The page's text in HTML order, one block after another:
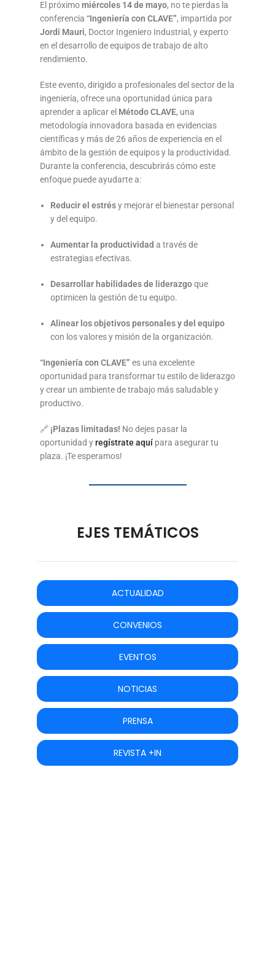
EJES TEMÁTICOS
ACTUALIDAD
CONVENIOS
EVENTOS
NOTICIAS
PRENSA
REVISTA +IN
El próximomiércoles 14 de mayo, no te pierdas la
conferencia“Ingeniería con CLAVE”, impartida por
Jordi Mauri, Doctor Ingeniero Industrial, y experto
en el desarrollo de equipos de trabajo de alto
rendimiento.
Este evento, dirigido a profesionales del sector de la
ingeniería, ofrece una oportunidad única para
aprender a aplicar el Método CLAVE, una
metodología innovadora basada en evidencias
científicas y más de 26 años de experiencia en el
ámbito de la gestión de equipos y la productividad.
Durante la conferencia, descubrirás cómo este
enfoque puede ayudarte a:
Reducir el estrésy mejorar el bienestar personal
y del equipo.
Aumentar la productividad a través de
estrategias efectivas.
Desarrollar habilidades de liderazgoque
optimicen la gestión de tu equipo.
Alinear los objetivos personales y del equipo
con los valores y misión de la organización.
“Ingeniería con CLAVE” es una excelente
oportunidad para transformar tu estilo de liderazgo
y crear un ambiente de trabajo más saludable y
productivo.
🔗 ¡Plazas limitadas! No dejes pasar la
oportunidad yregístrate aquí para asegurar tu
plaza. ¡Te esperamos!